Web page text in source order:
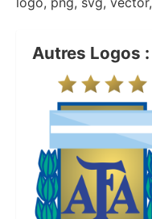
Autres Logos :